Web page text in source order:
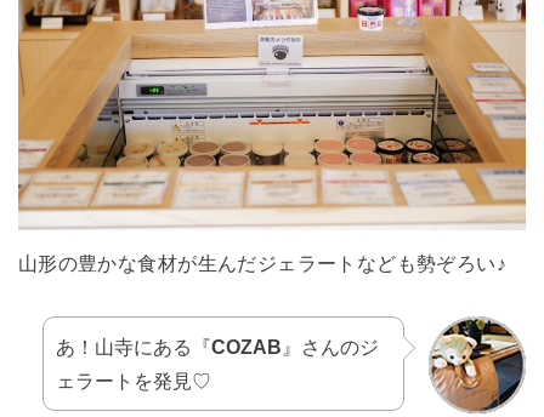
山形の豊かな食材が生んだジェラートなども勢ぞろい♪
あ！山寺にある『COZAB 』さんのジ
ェラートを発見♡